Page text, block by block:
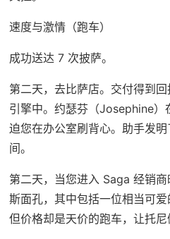
速度与激情（跑车）
成功送达 7 次披萨。
第二天，去比萨店。交付得到
引擎中。约瑟芬（Josephine）
迫您在办公室刷背心。助手发
间。
第二天，当您进入 Saga 经销
斯面孔，其中包括一位相当可
但价格却是天价的跑车，让托尼